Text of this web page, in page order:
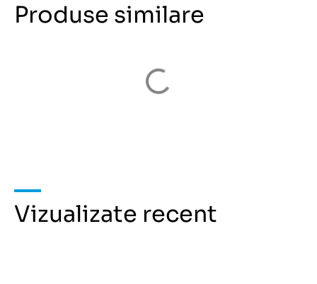
Produse similare
Vizualizate recent